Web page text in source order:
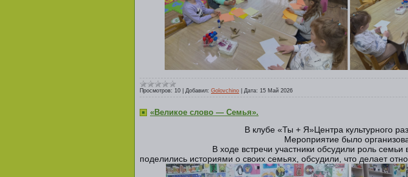
Просмотров: 10 Добавил: Golovchino Дата: 15 Май 2026
«Великое слово — Семья».
В клубе «Ты + Я»Центра культурного
Мероприятие было
В ходе встречи участники обсудили роль
поделились историями о своих семьях, обсудили, что делает